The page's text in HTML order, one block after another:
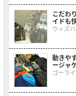
こだわ
イドも
ウィズ
動きや
ージャ
ゴーラ